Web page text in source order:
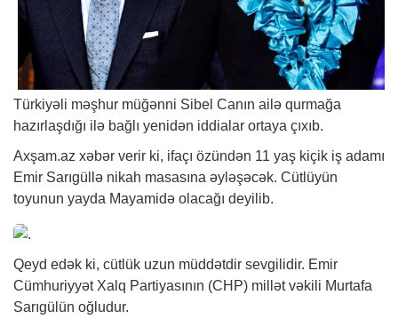
Türkiyəli məşhur müğənni Sibel Canın ailə qurmağa
hazırlaşdığı ilə bağlı yenidən iddialar ortaya çıxıb.
Axşam.az xəbər verir ki, ifaçı özündən 11 yaş kiçik iş adamı
Emir Sarıgüllə nikah masasına əyləşəcək. Cütlüyün
toyunun yayda Mayamidə olacağı deyilib.
Qeyd edək ki, cütlük uzun müddətdir sevgilidir. Emir
Cümhuriyyət Xalq Partiyasının (CHP) millət vəkili Murtafa
Sarıgülün oğludur.